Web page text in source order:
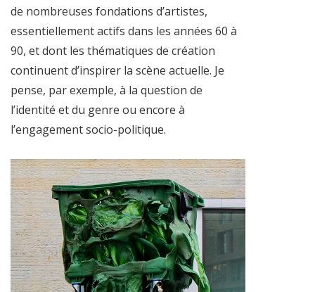
de nombreuses fondations d’artistes,
essentiellement actifs dans les années 60 à
90, et dont les thématiques de création
continuent d’inspirer la scène actuelle. Je
pense, par exemple, à la question de
l’identité et du genre ou encore à
l’engagement socio-politique.